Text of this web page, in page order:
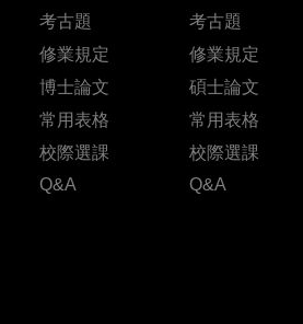
考古題
修業規定
博士論文
常用表格
校際選課
Q&A
考古題
修業規定
碩士論文
常用表格
校際選課
Q&A